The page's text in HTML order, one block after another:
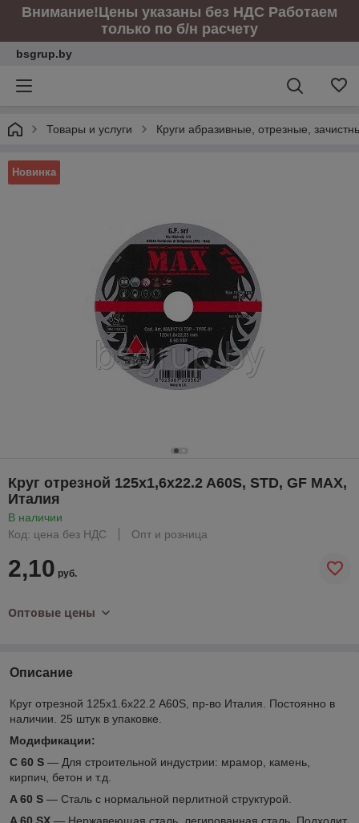
Внимание!Цены указаны без НДС Работаем
только по б/н расчету
bsgrup.by
Товары и услуги Круги абразивные, отрезные,
Новинка
Круг отрезной 125x1,6x22.2 A60S, STD, GF MAX,
Италия
В наличии
Код: цена без НДС
Опт и розница
2,10 руб.
Оптовые цены
Описание
Круг отрезной 125х1.6х22.2 A60S, пр-во Италия. Постоянно в
наличии. 25 штук в упаковке.
Модификации:
С 60 S ― Для строительной индустрии: мрамор, камень,
кирпич, бетон и т.д.
A 60 S ― Сталь с нормальной перлитной структурой.
A 60 SX ― Нержавеющая сталь, легированная сталь. Подходит